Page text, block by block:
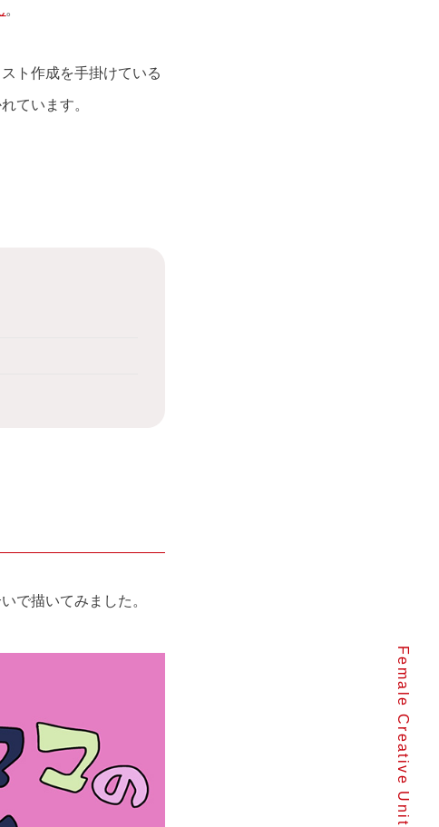
Female Creative Unit
。
ト作成を手掛けている
ています。
で描いてみました。